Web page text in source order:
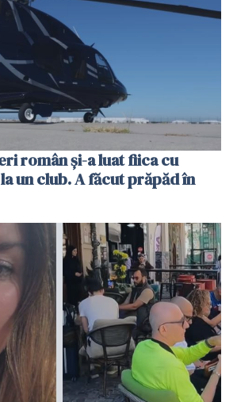
român și-a luat fiica cu
un club. A făcut prăpăd în